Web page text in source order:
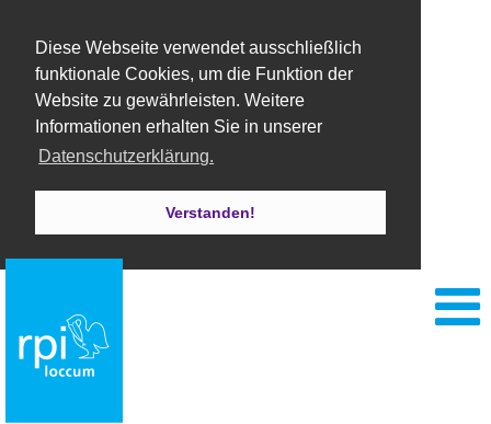
Diese Webseite verwendet ausschließlich
funktionale Cookies, um die Funktion der
Website zu gewährleisten. Weitere
Informationen erhalten Sie in unserer
Datenschutzerklärung.
Verstanden!